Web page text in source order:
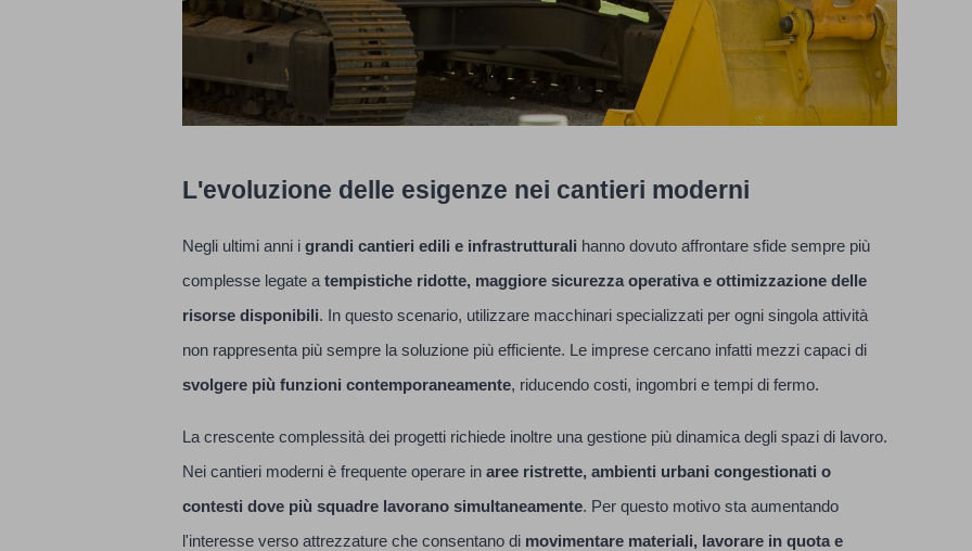
L'evoluzione delle esigenze nei cantieri moderni
Negli ultimi anni i grandi cantieri edili e infrastrutturali hanno dovuto affrontare sfide sempre più
complesse legate a tempistiche ridotte, maggiore sicurezza operativa e ottimizzazione delle
risorse disponibili. In questo scenario, utilizzare macchinari specializzati per ogni singola attività
non rappresenta più sempre la soluzione più efficiente. Le imprese cercano infatti mezzi capaci di
svolgere più funzioni contemporaneamente, riducendo costi, ingombri e tempi di fermo.
La crescente complessità dei progetti richiede inoltre una gestione più dinamica degli spazi di lavoro.
Nei cantieri moderni è frequente operare in aree ristrette, ambienti urbani congestionati o
contesti dove più squadre lavorano simultaneamente. Per questo motivo sta aumentando
l'interesse verso attrezzature che consentano di movimentare materiali, lavorare in quota e